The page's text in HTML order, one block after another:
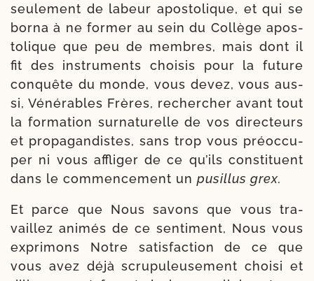
seule­ment de labeur apos­to­lique, et qui se
bor­na à ne for­mer au sein du Collège apos­
to­lique que peu de membres, mais dont il
fit des ins­tru­ments choi­sis pour la future
conquête du monde, vous devez, vous aus­
si, Vénérables Frères, recher­cher avant tout
la for­ma­tion sur­na­tu­relle de vos direc­teurs
et pro­pa­gan­distes, sans trop vous pré­oc­cu­
per ni vous affli­ger de ce qu’ils consti­tuent
dans le com­men­ce­ment un pusil­lus grex.
Et parce que Nous savons que vous tra­
vaillez ani­més de ce sen­ti­ment, Nous vous
expri­mons Notre satis­fac­tion de ce que
vous avez déjà scru­pu­leu­se­ment choi­si et